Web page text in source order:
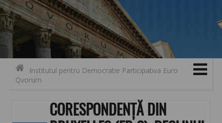
Contact
Skip to content
Institutul pentru Democratie Participativa Euro
Qvorum
CORESPONDENȚĂ DIN